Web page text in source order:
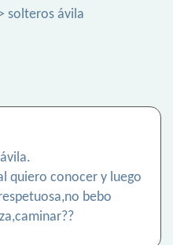
solteros ávila
quiero conocer y luego
bebo